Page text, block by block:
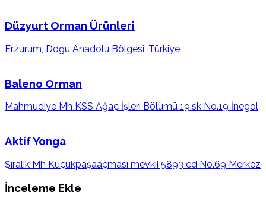
Düzyurt Orman Ürünleri
Erzurum, Doğu Anadolu Bölgesi, Türkiye
Baleno Orman
Mahmudiye Mh KSS Ağaç İşleri Bölümü 19.sk No.19 İnegöl
Aktif Yonga
Şıralık Mh Küçükpaşaaçması mevkii 5893 cd No.69 Merkez
İnceleme Ekle